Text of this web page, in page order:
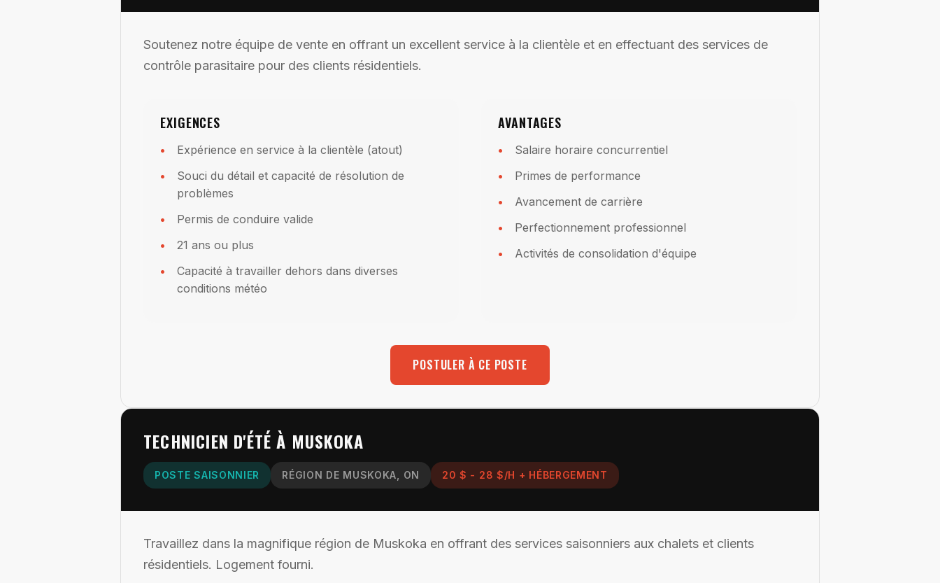
Soutenez notre équipe de vente en offrant un excellent service à la clientèle et en effectuant des services de
contrôle parasitaire pour des clients résidentiels.
EXIGENCES
Expérience en service à la clientèle (atout)
Souci du détail et capacité de résolution de
problèmes
Permis de conduire valide
21 ans ou plus
Capacité à travailler dehors dans diverses
conditions météo
AVANTAGES
Salaire horaire concurrentiel
Primes de performance
Avancement de carrière
Perfectionnement professionnel
Activités de consolidation d'équipe
POSTULER À CE POSTE
TECHNICIEN D'ÉTÉ À MUSKOKA
POSTE SAISONNIER RÉGION DE MUSKOKA, ON 20 $ - 28 $/H + HÉBERGEMENT
Travaillez dans la magnifique région de Muskoka en offrant des services saisonniers aux chalets et clients
résidentiels. Logement fourni.